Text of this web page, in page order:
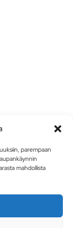
parempaan
mahdollista